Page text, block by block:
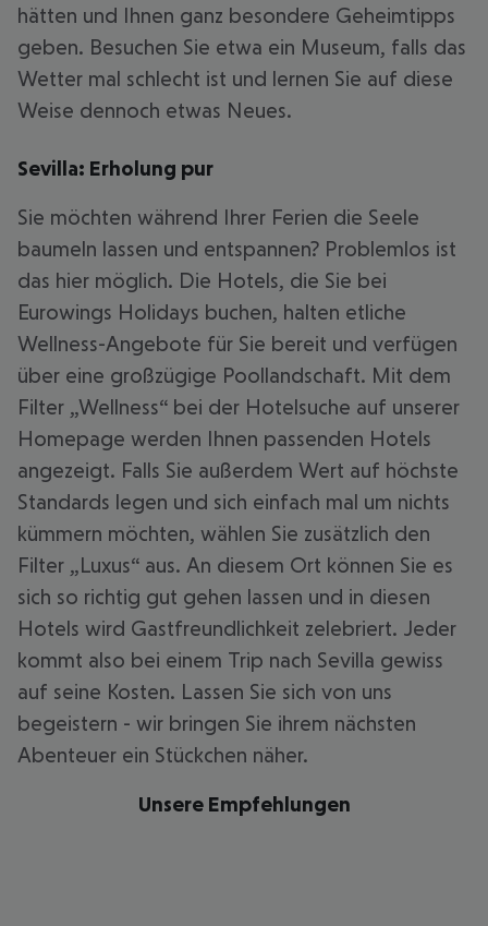
hätten und Ihnen ganz besondere Geheimtipps
geben. Besuchen Sie etwa ein Museum, falls das
Wetter mal schlecht ist und lernen Sie auf diese
Weise dennoch etwas Neues.
Sevilla: Erholung pur
Sie möchten während Ihrer Ferien die Seele
baumeln lassen und entspannen? Problemlos ist
das hier möglich. Die Hotels, die Sie bei
Eurowings Holidays buchen, halten etliche
Wellness-Angebote für Sie bereit und verfügen
über eine großzügige Poollandschaft. Mit dem
Filter „Wellness“ bei der Hotelsuche auf unserer
Homepage werden Ihnen passenden Hotels
angezeigt. Falls Sie außerdem Wert auf höchste
Standards legen und sich einfach mal um nichts
kümmern möchten, wählen Sie zusätzlich den
Filter „Luxus“ aus. An diesem Ort können Sie es
sich so richtig gut gehen lassen und in diesen
Hotels wird Gastfreundlichkeit zelebriert. Jeder
kommt also bei einem Trip nach Sevilla gewiss
auf seine Kosten. Lassen Sie sich von uns
begeistern - wir bringen Sie ihrem nächsten
Abenteuer ein Stückchen näher.
Unsere Empfehlungen